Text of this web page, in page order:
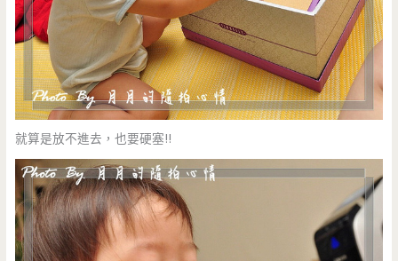
就算是放不進去，也要硬塞!!